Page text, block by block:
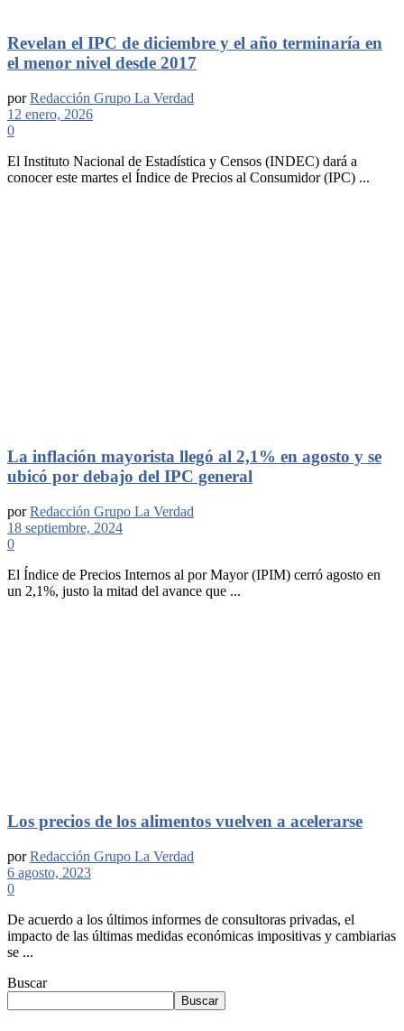
Revelan el IPC de diciembre y el año terminaría en
el menor nivel desde 2017
por Redacción Grupo La Verdad
12 enero, 2026
0
El Instituto Nacional de Estadística y Censos (INDEC) dará a
conocer este martes el Índice de Precios al Consumidor (IPC) ...
La inflación mayorista llegó al 2,1% en agosto y se
ubicó por debajo del IPC general
por Redacción Grupo La Verdad
18 septiembre, 2024
0
El Índice de Precios Internos al por Mayor (IPIM) cerró agosto en
un 2,1%, justo la mitad del avance que ...
Los precios de los alimentos vuelven a acelerarse
por Redacción Grupo La Verdad
6 agosto, 2023
0
De acuerdo a los últimos informes de consultoras privadas, el
impacto de las últimas medidas económicas impositivas y cambiarias
se ...
Buscar
Buscar